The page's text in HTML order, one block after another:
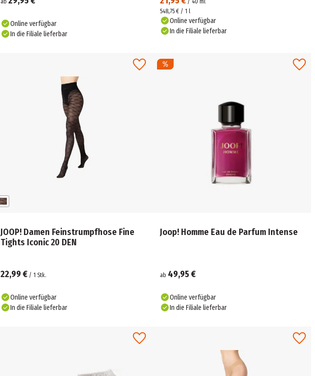
ab
Online verfügbar
In die Filiale lieferbar
/40 ml
548,75 € / 1 l
Online verfügbar
In die Filiale lieferbar
JOOP! Damen Feinstrumpfhose Fine
Tights Iconic 20 DEN
22,99 €/ 1 Stk.
Online verfügbar
In die Filiale lieferbar
Joop! Homme Eau de Parfum Intense
ab 49,95 €
Online verfügbar
In die Filiale lieferbar